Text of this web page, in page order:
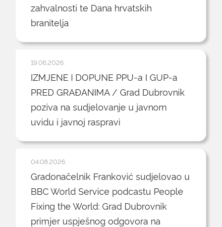
zahvalnosti te Dana hrvatskih
branitelja
19.06.2026.
IZMJENE I DOPUNE PPU-a I GUP-a
PRED GRAĐANIMA / Grad Dubrovnik
poziva na sudjelovanje u javnom
uvidu i javnoj raspravi
04.08.2026.
Gradonačelnik Franković sudjelovao u
BBC World Service podcastu People
Fixing the World: Grad Dubrovnik
primjer uspješnog odgovora na